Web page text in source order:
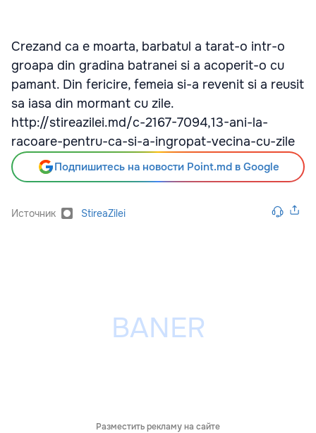
Crezand ca e moarta, barbatul a tarat-o intr-o
groapa din gradina batranei si a acoperit-o cu
pamant. Din fericire, femeia si-a revenit si a reusit
sa iasa din mormant cu zile.
http://stireazilei.md/c-2167-7094,13-ani-la-
racoare-pentru-ca-si-a-ingropat-vecina-cu-zile
Подпишитесь на новости Point.md в Google
Источник StireaZilei
Разместить рекламу на сайте